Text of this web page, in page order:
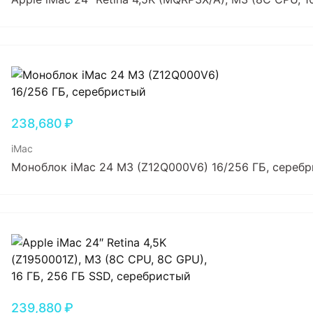
238,680₽
iMac
Моноблок iMac 24 M3 (Z12Q000V6) 16/256 ГБ,
239,880₽